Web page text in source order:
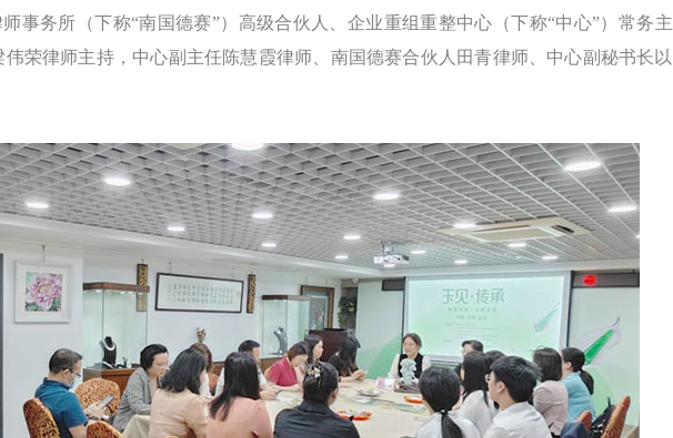
事务所（下称“南国德赛”）高级合伙人、企业重组重整中心（下称“中心”）常务主
荣律师主持，中心副主任陈慧霞律师、南国德赛合伙人田青律师、中心副秘书长以